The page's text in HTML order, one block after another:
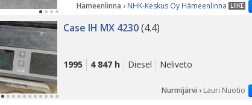
LIIKE
Hämeenlinna › NHK-Keskus Oy Hämeenlinna
Case IH MX 4230(4.4)
1995 4 847 h Diesel Neliveto
Nurmijärvi › Lauri Nuotio